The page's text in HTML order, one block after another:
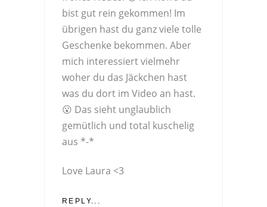
bist gut rein gekommen! Im
übrigen hast du ganz viele tolle
Geschenke bekommen. Aber
mich interessiert vielmehr
woher du das Jäckchen hast
was du dort im Video an hast.
😮 Das sieht unglaublich
gemütlich und total kuschelig
aus *-*
Love Laura <3
REPLY...